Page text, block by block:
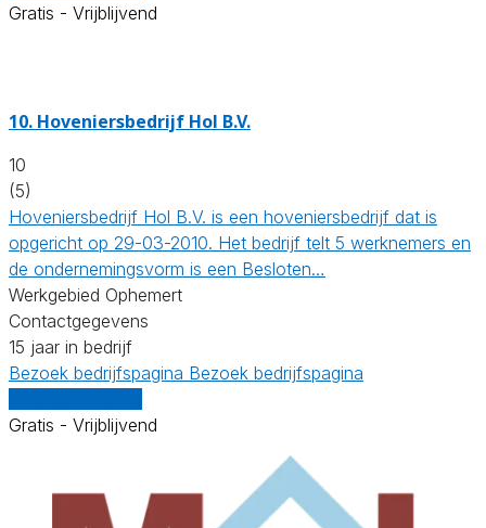
Gratis - Vrijblijvend
10. Hoveniersbedrijf Hol B.V.
10
(5)
Hoveniersbedrijf Hol B.V. is een hoveniersbedrijf dat is
opgericht op 29-03-2010. Het bedrijf telt 5 werknemers en
de ondernemingsvorm is een Besloten…
Werkgebied Ophemert
Contactgegevens
15 jaar in bedrijf
Bezoek bedrijfspagina Bezoek bedrijfspagina
Gratis - Vrijblijvend